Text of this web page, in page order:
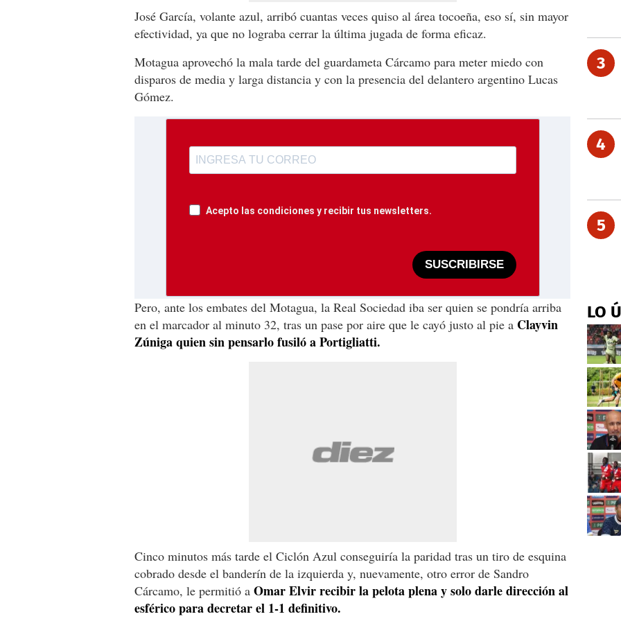
José García, volante azul, arribó cuantas veces quiso al área tocoeña, eso sí, sin mayor
efectividad, ya que no lograba cerrar la última jugada de forma eficaz.
Motagua aprovechó la mala tarde del guardameta Cárcamo para meter miedo con
disparos de media y larga distancia y con la presencia del delantero argentino Lucas
Gómez.
Acepto las condiciones y recibir tus newsletters.
SUSCRIBIRSE
Pero, ante los embates del Motagua, la Real Sociedad iba ser quien se pondría arriba
en el marcador al minuto 32, tras un pase por aire que le cayó justo al pie a Clayvin
Zúniga quien sin pensarlo fusiló a Portigliatti.
Cinco minutos más tarde el Ciclón Azul conseguiría la paridad tras un tiro de esquina
cobrado desde el banderín de la izquierda y, nuevamente, otro error de Sandro
Cárcamo, le permitió a Omar Elvir recibir la pelota plena y solo darle dirección al
esférico para decretar el 1-1 definitivo.
3
4
5
LO